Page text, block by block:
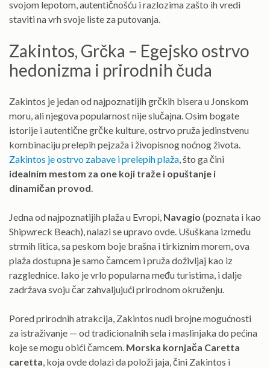
svojom lepotom, autentičnošću i razlozima zašto ih vredi
staviti na vrh svoje liste za putovanja.
Zakintos, Grčka – Egejsko ostrvo
hedonizma i prirodnih čuda
Zakintos je jedan od najpoznatijih grčkih bisera u Jonskom
moru, ali njegova popularnost nije slučajna. Osim bogate
istorije i autentične grčke kulture, ostrvo pruža jedinstvenu
kombinaciju prelepih pejzaža i živopisnog noćnog života.
Zakintos je ostrvo zabave i prelepih plaža , što ga čini
idealnim mestom za one koji traže i opuštanje i
dinamičan provod
Jedna od najpoznatijih plaža u Evropi, Navagio (poznata i kao
Shipwreck Beach), nalazi se upravo ovde. Ušuškana između
strmih litica, sa peskom boje brašna i tirkiznim morem, ova
plaža dostupna je samo čamcem i pruža doživljaj kao iz
razglednice. Iako je vrlo popularna među turistima, i dalje
zadržava svoju čar zahvaljujući prirodnom okruženju.
Pored prirodnih atrakcija, Zakintos nudi brojne mogućnosti
za istraživanje — od tradicionalnih sela i maslinjaka do pećina
koje se mogu obići čamcem. Morska kornjača Caretta
caretta , koja ovde dolazi da položi jaja, čini Zakintos i